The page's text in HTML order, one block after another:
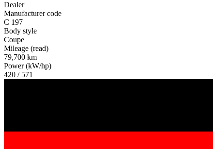
Dealer
Manufacturer code
C 197
Body style
Coupe
Mileage (read)
79,700 km
Power (kW/hp)
420 / 571